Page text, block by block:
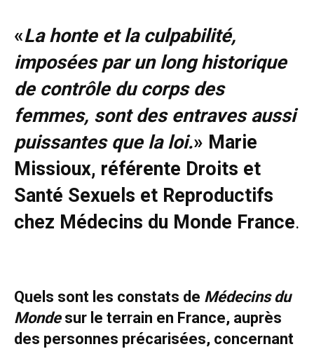
«La honte et la culpabilité,
imposées par un long historique
de contrôle du corps des
femmes, sont des entraves aussi
puissantes que la loi.» Marie
Missioux, référente Droits et
Santé Sexuels et Reproductifs
chez Médecins du Monde France.
Quels sont les constats de Médecins du
Mondesur le terrain en France, auprès
des personnes précarisées, concernant